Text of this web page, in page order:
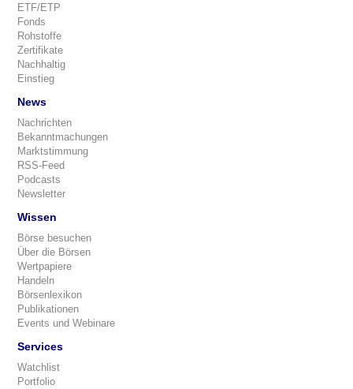
ETF/ETP
Fonds
Rohstoffe
Zertifikate
Nachhaltig
Einstieg
News
Nachrichten
Bekanntmachungen
Marktstimmung
RSS-Feed
Podcasts
Newsletter
Wissen
Börse besuchen
Über die Börsen
Wertpapiere
Handeln
Börsenlexikon
Publikationen
Events und Webinare
Services
Watchlist
Portfolio